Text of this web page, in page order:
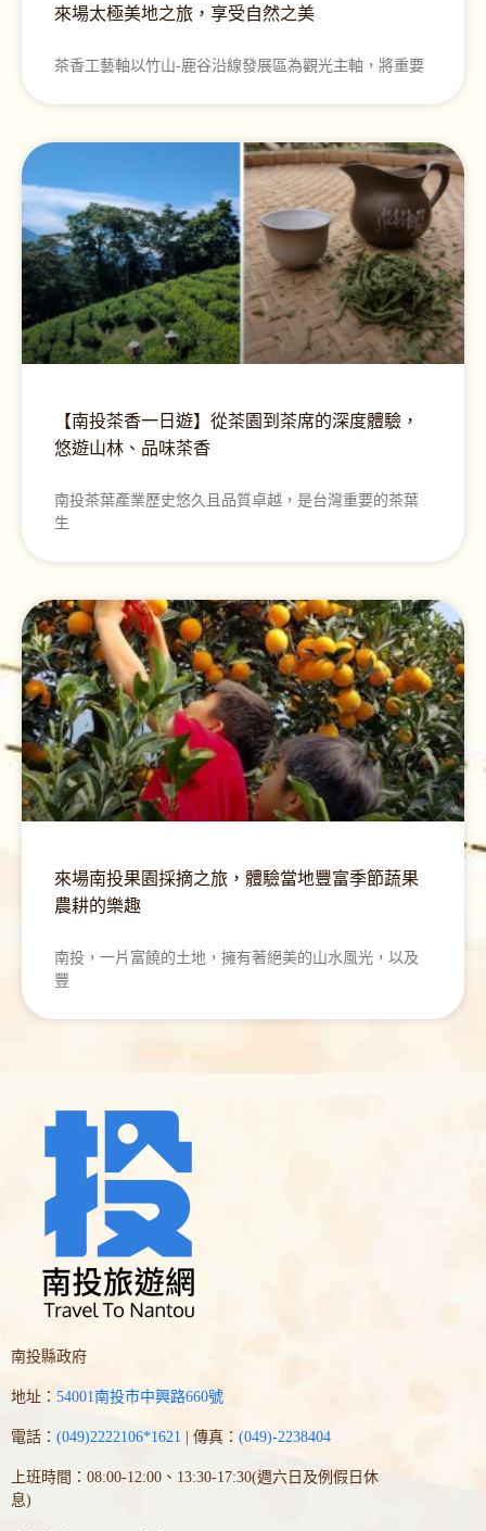
來場太極美地之旅，享受自然之美
茶香工藝軸以竹山-鹿谷沿線發展區為觀光主軸，將重要
【南投茶香一日遊】從茶園到茶席的深度體驗，
悠遊山林、品味茶香
南投茶葉產業歷史悠久且品質卓越，是台灣重要的茶葉
生
來場南投果園採摘之旅，體驗當地豐富季節蔬果
農耕的樂趣
南投，一片富饒的土地，擁有著絕美的山水風光，以及
豐
南投縣政府
地址： 54001南投市中興路660號
電話： (049)2222106*1621 | 傳真： (049)-2238404
上班時間：08:00-12:00、13:30-17:30(週六日及例假日休
息)